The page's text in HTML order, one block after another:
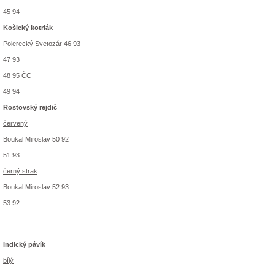
45 94
Košický kotrlák
Polerecký Svetozár 46 93
47 93
48 95 ČC
49 94
Rostovský rejdič
červený
Boukal Miroslav 50 92
51 93
černý strak
Boukal Miroslav 52 93
53 92
Indický pávík
bílý